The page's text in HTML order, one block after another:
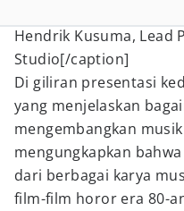
Hendrik Kusuma, Lead
Studio[/caption]
Di giliran presentasi
yang menjelaskan
mengembangkan
mengungkapkan
dari berbagai karya
film-film horor era 80-